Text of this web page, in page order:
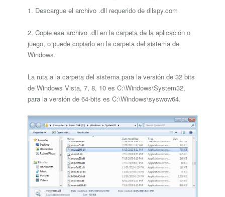
1. Descargue el archivo .dll requerido de dllspy.com
2. Copie ese archivo .dll en la carpeta de la aplicación o
juego, o puede copiarlo en la carpeta del sistema de
Windows.
La ruta a la carpeta del sistema para la versión de 32 bits
de Windows Vista, 7, 8, 10 es C:\Windows\System32,
para la versión de 64-bits es C:\Windows\syswow64.